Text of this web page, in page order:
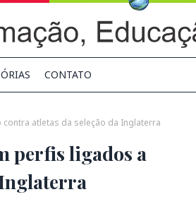
CONTATO
atletas da seleção da Inglaterra
perfis ligados a